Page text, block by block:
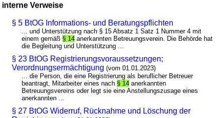
interne Verweise
§ 5 BtOG Informations- und Beratungspflichten
... und Unterstützung nach § 15 Absatz 1 Satz 1 Nummer 4 mit
einem gemäß § 14 anerkannten Betreuungsverein. Die Behörde hat
die Begleitung und Unterstützung ...
§ 23 BtOG Registrierungsvoraussetzungen;
Verordnungsermächtigung (vom 01.01.2023)
... die Person, die eine Registrierung als beruflicher Betreuer
beantragt, Mitarbeiter eines nach § 14 anerkannten
Betreuungsvereins oder legt sie eine Anstellungszusage eines
anerkannten ...
§ 27 BtOG Widerruf, Rücknahme und Löschung der